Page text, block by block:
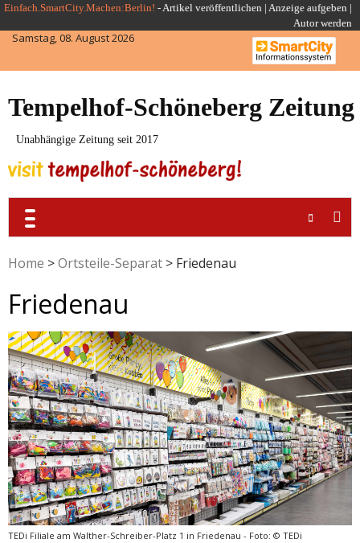
Skip
to
content
Einfach.SmartCity.Machen:Berlin! -Artikel veröffentlichen | Anzeige aufgeben |
Autor werden
Samstag, 08. August 2026
Tempelhof-Schöneberg Zeitung
Unabhängige Zeitung seit 2017
Home >Ortsteile-Separat > Friedenau
Friedenau
TEDi Filiale am Walther-Schreiber-Platz 1 in Friedenau - Foto: © TEDi